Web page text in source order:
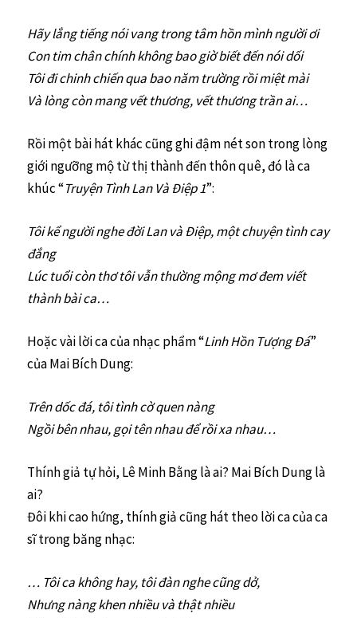
Hãy lắng tiếng nói vang trong tâm hồn mình người ơi
Con tim chân chính không bao giờ biết đến nói dối
Tôi đi chinh chiến qua bao năm trường rồi miệt mài
Và lòng còn mang vết thương, vết thương trần ai…
Rồi một bài hát khác cũng ghi đậm nét son trong lòng
giới ngưỡng mộ từ thị thành đến thôn quê, đó là ca
khúc “Truyện Tình Lan Và Điệp 1”:
Tôi kể người nghe đời Lan và Điệp, một chuyện tình cay
đắng
Lúc tuổi còn thơ tôi vẫn thường mộng mơ đem viết
thành bài ca…
Hoặc vài lời ca của nhạc phẩm “Linh Hồn Tượng Đá”
của Mai Bích Dung:
Trên dốc đá, tôi tình cờ quen nàng
Ngồi bên nhau, gọi tên nhau để rồi xa nhau…
Thính giả tự hỏi, Lê Minh Bằng là ai? Mai Bích Dung là
ai?
Đôi khi cao hứng, thính giả cũng hát theo lời ca của ca
sĩ trong băng nhạc:
… Tôi ca không hay, tôi đàn nghe cũng dở,
Nhưng nàng khen nhiều và thật nhiều